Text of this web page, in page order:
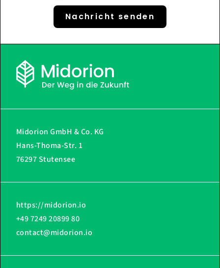
Nachricht senden
Midorion GmbH & Co. KG
Hans-Thoma-Str. 1
76297 Stutensee
https://midorion.io
+49 7249 20899 80
contact@midorion.io